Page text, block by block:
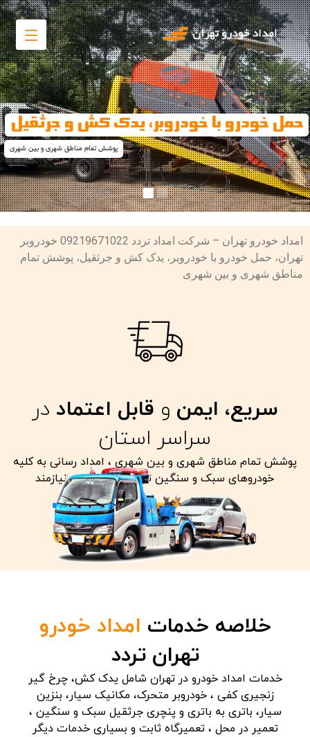
حمل خودرو با خودروبر، یدک کش و جرثقیل
پوشش تمام مناطق شهری و بین شهری
امداد خودرو تهران – شرکت امداد تردد 09219671022 خودروبر
تهران، حمل خودرو با خودروبر، یدک کش و جرثقیل، پوشش تمام
مناطق شهری و بین شهری
سریع، ایمن و قابل اعتماد در
سراسر استان
پوشش تمام مناطق شهری و بین شهری ، امداد رسانی به کلیه
خودروهای سبک و سنگین تصادفی معیوب و نیازمند
خلاصه خدمات امداد خودرو
تهران تردد
خدمات امداد خودرو در تهران شامل یدک کش، چرخ گیر
زنجیری کفی ، خودروبر متحرک، مکانیک سیار، بنزین
سیار، باتری به باتری و پنچری جرثقیل سبک و سنگین ،
تعمیر در محل ، تعمیرگاه ثابت و بسیاری خدمات دیگر